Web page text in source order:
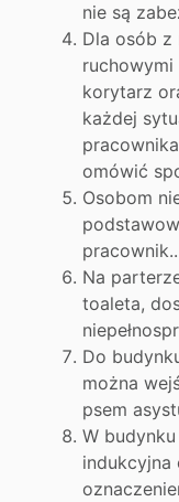
nie są
Dla osób z
korytarz
każdej
omówić
Osobom
pracownik..
Na
toaleta,
Do
można
psem
W